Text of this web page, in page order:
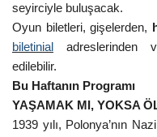
seyirciyle buluşacak.
Oyun biletleri, gişelerden,
biletinial
adreslerinden
edilebilir.
Bu Haftanın Programı
YAŞAMAK MI, YOKSA
1939 yılı, Polonya’nın